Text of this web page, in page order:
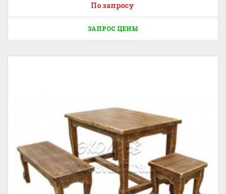
По запросу
ЗАПРОС ЦЕНЫ